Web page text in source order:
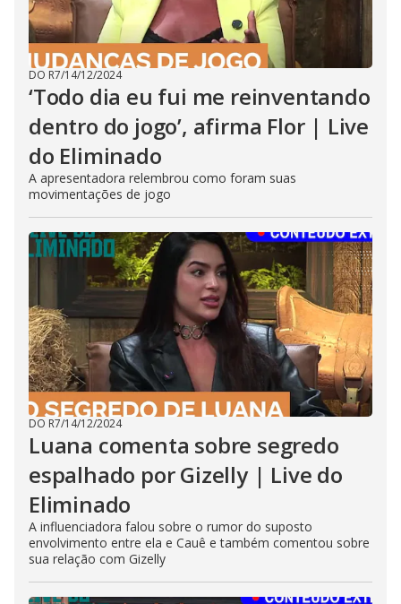
DO R7/14/12/2024
‘Todo dia eu fui me reinventando
dentro do jogo’, afirma Flor | Live
do Eliminado
A apresentadora relembrou como foram suas
movimentações de jogo
DO R7/14/12/2024
Luana comenta sobre segredo
espalhado por Gizelly | Live do
Eliminado
A influenciadora falou sobre o rumor do suposto
envolvimento entre ela e Cauê e também comentou sobre
sua relação com Gizelly